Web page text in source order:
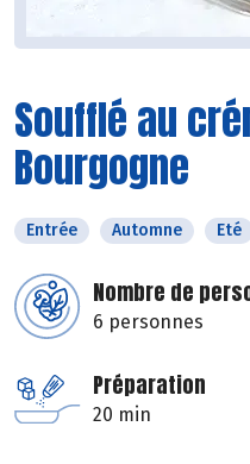
Soufflé au
Bourgogne
Entrée Automne Eté
Nombre de
6 personnes
Préparation
20 min